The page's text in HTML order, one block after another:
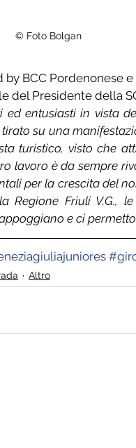
© Foto Bolgan
by BCC Pordenonese
del Presidente della
ed entusiasti in vista
su una
turistico, visto che
lavoro è da sempre
per la crescita del
Regione Friuli V.G.,
e ci
Altro